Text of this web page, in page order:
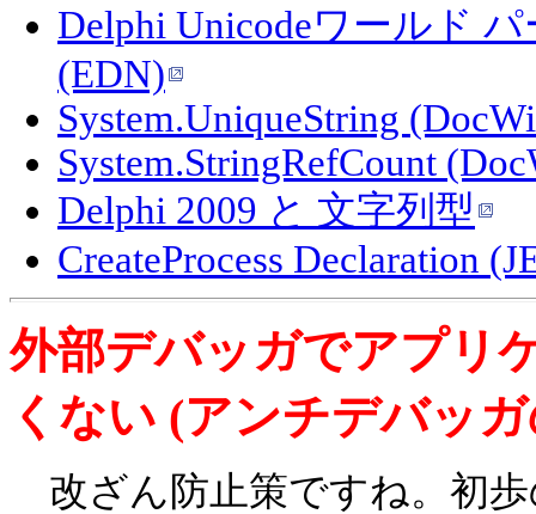
Delphi Unicodeワールド
(EDN)
System.UniqueString
System.StringRefCount
Delphi 2009 と 文字列型
CreateProcess Declaration
外部デバッガでアプリ
くない (アンチデバッ
改ざん防止策ですね。初